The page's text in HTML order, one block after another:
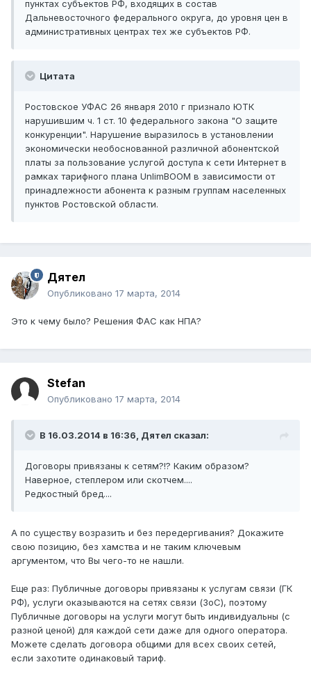
пунктах субъектов РФ, входящих в состав
Дальневосточного федерального округа, до уровня цен в
административных центрах тех же субъектов РФ.
Цитата
Ростовское УФАС 26 января 2010 г признало ЮТК
нарушившим ч. 1 ст. 10 федерального закона "О защите
конкуренции". Нарушение выразилось в установлении
экономически необоснованной различной абонентской
платы за пользование услугой доступа к сети Интернет в
рамках тарифного плана UnlimBOOM в зависимости от
принадлежности абонента к разным группам населенных
пунктов Ростовской области.
Дятел
Опубликовано 17 марта, 2014
Это к чему было? Решения ФАС как НПА?
Stefan
Опубликовано 17 марта, 2014
В 16.03.2014 в 16:36, Дятел сказал:
Договоры привязаны к сетям?!? Каким образом?
Наверное, степлером или скотчем....
Редкостный бред....
А по существу возразить и без передергивания? Докажите
свою позицию, без хамства и не таким ключевым
аргументом, что Вы чего-то не нашли.
Еще раз: Публичные договоры привязаны к услугам связи (ГК
РФ), услуги оказываются на сетях связи (ЗоС), поэтому
Публичные договоры на услуги могут быть индивидуальны (c
разной ценой) для каждой сети даже для одного оператора.
Можете сделать договора общими для всех своих сетей,
если захотите одинаковый тариф.